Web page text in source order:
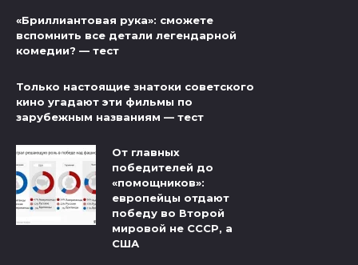
«Бриллиантовая рука»: сможете
вспомнить все детали легендарной
комедии? — тест
Только настоящие знатоки советского
кино угадают эти фильмы по
зарубежным названиям — тест
От главных
победителей до
«помощников»:
европейцы отдают
победу во Второй
мировой не СССР, а
США